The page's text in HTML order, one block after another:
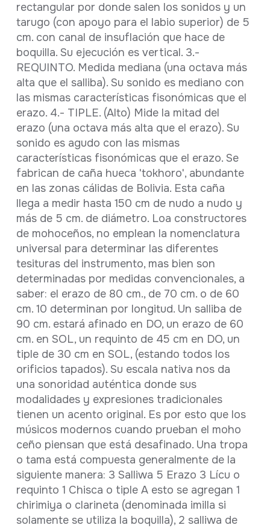
rectangular por donde salen los sonidos y un
tarugo (con apoyo para el labio superior) de 5
cm. con canal de insuflación que hace de
boquilla. Su ejecución es vertical. 3.-
REQUINTO. Medida mediana (una octava más
alta que el salliba). Su sonido es mediano con
las mismas características fisonómicas que el
erazo. 4.- TIPLE. (Alto) Mide la mitad del
erazo (una octava más alta que el erazo). Su
sonido es agudo con las mismas
características fisonómicas que el erazo. Se
fabrican de caña hueca 'tokhoro', abundante
en las zonas cálidas de Bolivia. Esta caña
llega a medir hasta 150 cm de nudo a nudo y
más de 5 cm. de diámetro. Loa constructores
de mohoceños, no emplean la nomenclatura
universal para determinar las diferentes
tesituras del instrumento, mas bien son
determinadas por medidas convencionales, a
saber: el erazo de 80 cm., de 70 cm. o de 60
cm. 10 determinan por longitud. Un salliba de
90 cm. estará afinado en DO, un erazo de 60
cm. en SOL, un requinto de 45 cm en DO, un
tiple de 30 cm en SOL, (estando todos los
orificios tapados). Su escala nativa nos da
una sonoridad auténtica donde sus
modalidades y expresiones tradicionales
tienen un acento original. Es por esto que los
músicos modernos cuando prueban el moho
ceño piensan que está desafinado. Una tropa
o tama está compuesta generalmente de la
siguiente manera: 3 Salliwa 5 Erazo 3 Lícu o
requinto 1 Chisca o tiple A esto se agregan 1
chirimiya o clarineta (denominada imilla si
solamente se utiliza la boquilla), 2 salliwa de